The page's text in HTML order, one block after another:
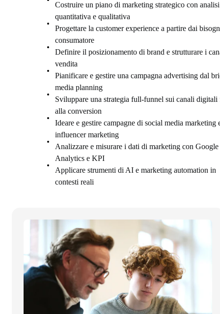
Costruire un piano di marketing strategico con analisi
quantitativa e qualitativa
Progettare la customer experience a partire dai
consumatore
Definire il posizionamento di brand e strutturare i
vendita
Pianificare e gestire una campagna advertising dal
media planning
Sviluppare una strategia full-funnel sui canali digitali
alla conversion
Ideare e gestire campagne di social media marketing
influencer marketing
Analizzare e misurare i dati di marketing con Google
Analytics e KPI
Applicare strumenti di AI e marketing automation in
contesti reali